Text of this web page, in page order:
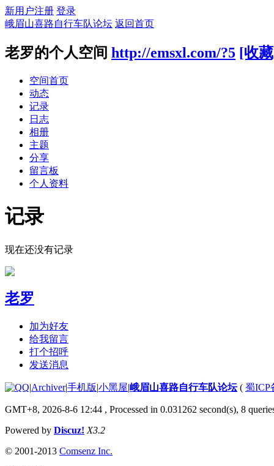
新用户注册 登录
峨眉山喜路自行车队论坛 返回首页
老罗的个人空间 http://emsxl.com/?5 [收
空间首页
动态
记录
日志
相册
主题
分享
留言板
个人资料
记录
现在还没有记录
老罗
加为好友
给我留言
打个招呼
发送消息
|Archiver|手机版|小黑屋|峨眉山喜路自行车队论坛( 蜀ICP
GMT+8, 2026-8-6 12:44 , Processed in 0.031262 second(s), 8
Powered by Discuz! X3.2
© 2001-2013 Comsenz Inc.